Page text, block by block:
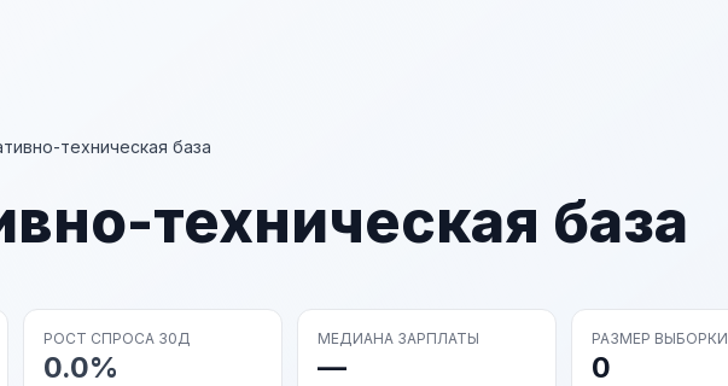
техническая база
техническая база
РОСТ СПРОСА 30Д
0.0%
МЕДИАНА ЗАРПЛАТЫ
—
РАЗМЕР ВЫБОРКИ
0